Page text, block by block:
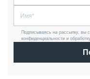
Подписываясь на рассылку, вы
конфиденциальности и